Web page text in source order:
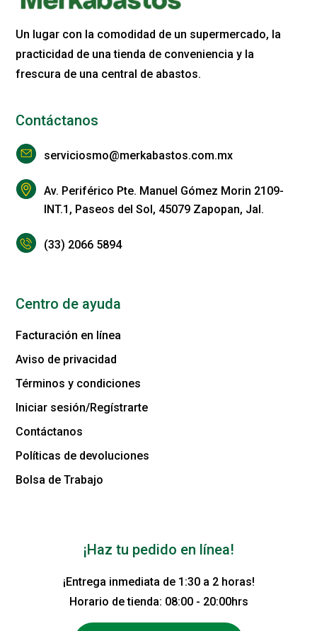
Un lugar con la comodidad de un supermercado, la
practicidad de una tienda de conveniencia y la
frescura de una central de abastos.
Contáctanos
serviciosmo@merkabastos.com.mx
Av. Periférico Pte. Manuel Gómez Morin 2109-
INT.1, Paseos del Sol, 45079 Zapopan, Jal.
(33) 2066 5894
Centro de ayuda
Facturación en línea
Aviso de privacidad
Términos y condiciones
Iniciar sesión/Regístrarte
Contáctanos
Políticas de devoluciones
Bolsa de Trabajo
¡Haz tu pedido en línea!
¡Entrega inmediata de 1:30 a 2 horas!
Horario de tienda: 08:00 - 20:00hrs